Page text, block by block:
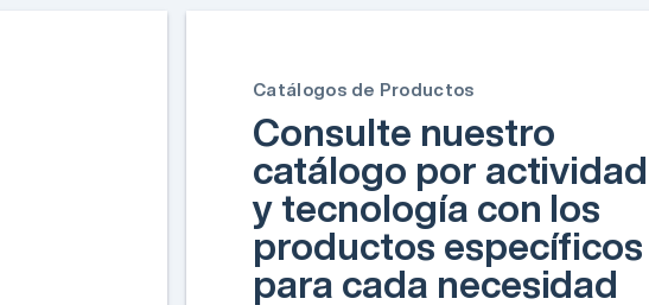
Catálogos de Productos
Consulte nuestro
catálogo por actividad
y tecnología con los
productos específicos
para cada necesidad